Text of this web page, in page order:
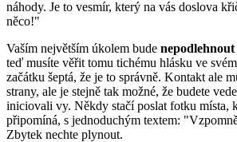
náhody. Je to vesmír, který na vás doslova
něco!"
Vaším největším úkolem bude
teď musíte věřit tomu tichému hlásku ve
začátku šeptá, že je to správně. Kontakt ale
strany, ale je stejně tak možné, že budete
iniciovali vy. Někdy stačí poslat fotku místa,
připomíná, s jednoduchým textem:
Zbytek nechte plynout.